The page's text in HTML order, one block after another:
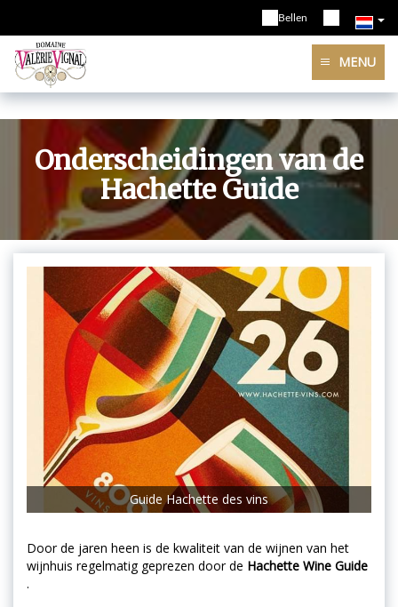
Bellen
MENU
Onderscheidingen van de
Hachette Guide
Guide Hachette des vins
Door de jaren heen is de kwaliteit van de wijnen van het
wijnhuis regelmatig geprezen door de Hachette Wine Guide
.